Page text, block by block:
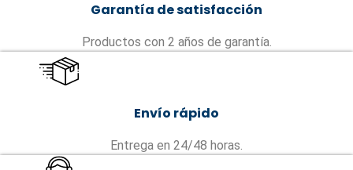
Garantía de satisfacción
Productos con 2 años de garantía.
Envío rápido
Entrega en 24/48 horas.